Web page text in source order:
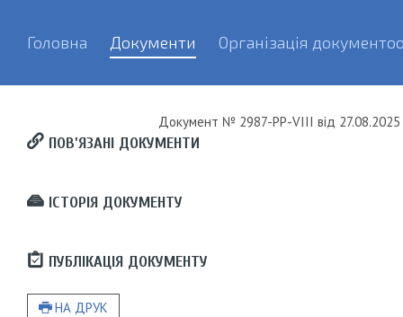
Головна Документи Організація
Документ № 2987-РР-VIII від 27.08.2025
ПОВ’ЯЗАНІ ДОКУМЕНТИ
ІСТОРІЯ ДОКУМЕНТУ
ПУБЛІКАЦІЯ ДОКУМЕНТУ
НА ДРУК